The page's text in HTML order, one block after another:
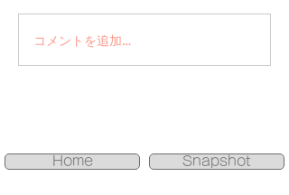
コメントを追加…
Home Snapshot